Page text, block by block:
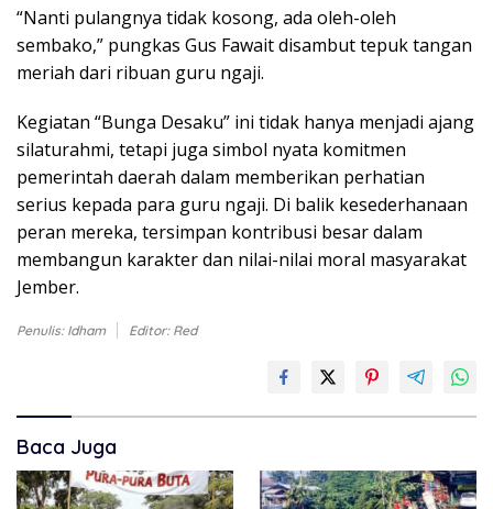
“Nanti pulangnya tidak kosong, ada oleh-oleh
sembako,” pungkas Gus Fawait disambut tepuk tangan
meriah dari ribuan guru ngaji.
Kegiatan “Bunga Desaku” ini tidak hanya menjadi ajang
silaturahmi, tetapi juga simbol nyata komitmen
pemerintah daerah dalam memberikan perhatian
serius kepada para guru ngaji. Di balik kesederhanaan
peran mereka, tersimpan kontribusi besar dalam
membangun karakter dan nilai-nilai moral masyarakat
Jember.
Penulis: Idham Editor: Red
Baca Juga